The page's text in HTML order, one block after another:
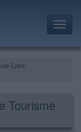
Loire
Tourisme